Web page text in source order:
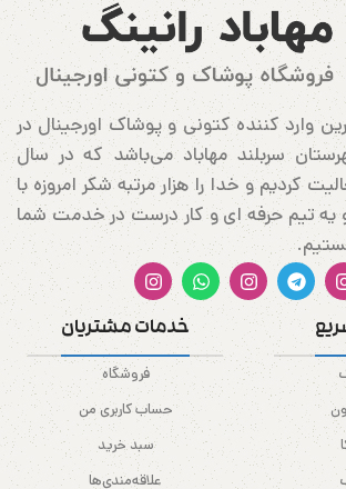
وارد کننده کتونی و پوشاک اورجینال در
سربلند مهاباد می‌باشد که در سال
کردیم و خدا را هزار مرتبه شکر امروزه با
یه تیم حرفه ای و کار درست در خدمت شما
خدمات مشتریان
فروشگاه
حساب کاربری من
سبد خرید
علاقه‌مندی‌ها